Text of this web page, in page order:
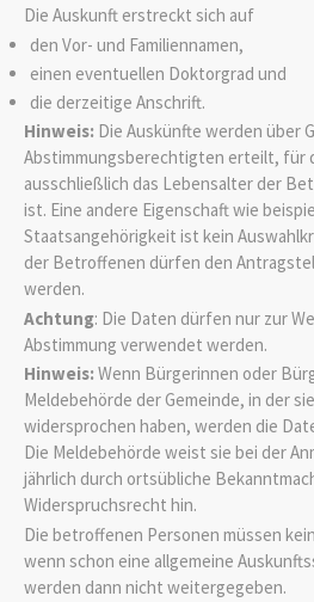
Die Auskunft erstreckt sich auf
den Vor- und Familiennamen,
einen eventuellen Doktorgrad und
die derzeitige Anschrift.
Hinweis: Die Auskünfte werden über
Abstimmungsberechtigten erteilt, für
ausschließlich das Lebensalter der
ist. Eine andere Eigenschaft wie
Staatsangehörigkeit ist kein
der Betroffenen dürfen den
werden.
Achtung: Die Daten dürfen nur zur
Abstimmung verwendet werden.
Hinweis: Wenn Bürgerinnen oder
Meldebehörde der Gemeinde, in der
widersprochen haben, werden die
Die Meldebehörde weist sie bei der
jährlich durch ortsübliche
Widerspruchsrecht hin.
Die betroffenen Personen müssen
wenn schon eine allgemeine
werden dann nicht weitergegeben.